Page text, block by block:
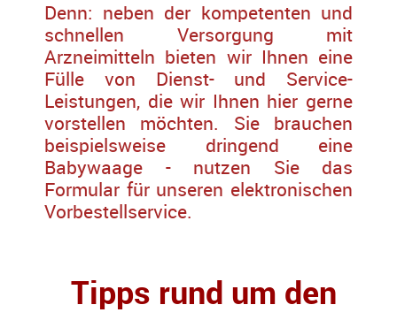
Denn: neben der kompetenten und
schnellen Versorgung mit
Arzneimitteln bieten wir Ihnen eine
Fülle von Dienst- und Service-
Leistungen, die wir Ihnen hier gerne
vorstellen möchten. Sie brauchen
beispielsweise dringend eine
Babywaage - nutzen Sie das
Formular für unseren elektronischen
Vorbestellservice.
Tipps rund um den